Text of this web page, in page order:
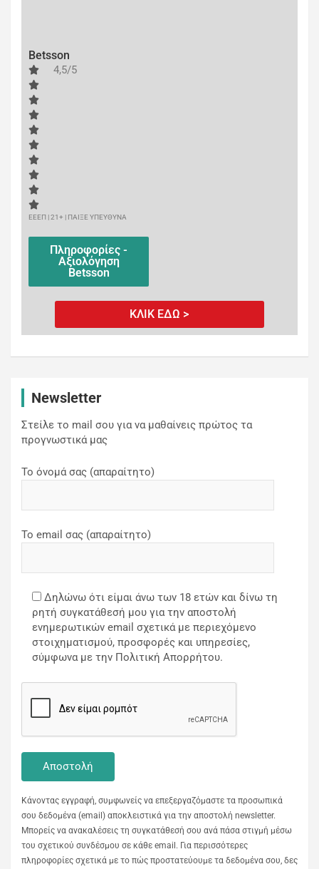
Betsson
4,5/5
ΕΕΕΠ | 21+ | ΠΑΙΞΕ ΥΠΕΥΘΥΝΑ
Πληροφορίες -
Αξιολόγηση
Betsson
ΚΛΙΚ ΕΔΩ >
Newsletter
Στείλε το mail σου για να μαθαίνεις πρώτος τα
προγνωστικά μας
Το όνομά σας (απαραίτητο)
Το email σας (απαραίτητο)
Δηλώνω ότι είμαι άνω των 18 ετών και δίνω τη
ρητή συγκατάθεσή μου για την αποστολή
ενημερωτικών email σχετικά με περιεχόμενο
στοιχηματισμού, προσφορές και υπηρεσίες,
σύμφωνα με την Πολιτική Απορρήτου.
Κάνοντας εγγραφή, συμφωνείς να επεξεργαζόμαστε τα προσωπικά
σου δεδομένα (email) αποκλειστικά για την αποστολή newsletter.
Μπορείς να ανακαλέσεις τη συγκατάθεσή σου ανά πάσα στιγμή μέσω
του σχετικού συνδέσμου σε κάθε email. Για περισσότερες
πληροφορίες σχετικά με το πώς προστατεύουμε τα δεδομένα σου, δες